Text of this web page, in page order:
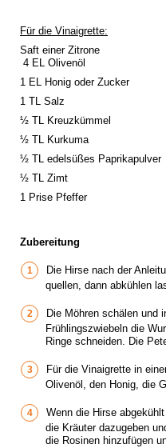
Für die Vinaigrette:
Saft einer Zitrone
4 EL Olivenöl
1 EL Honig oder Zucker
1 TL Salz
½ TL Kreuzkümmel
½ TL Kurkuma
½ TL edelsüßes Paprikapulver
½ TL Zimt
1 Prise Pfeffer
Zubereitung
Die Hirse nach der
quellen, dann abkühlen
Die Möhren schälen und
Frühlingszwiebeln die
Ringe schneiden. Die
Für die Vinaigrette in
Olivenöl, den Honig, die
Wenn die Hirse
die Kräuter dazugeben
die Rosinen hinzufügen